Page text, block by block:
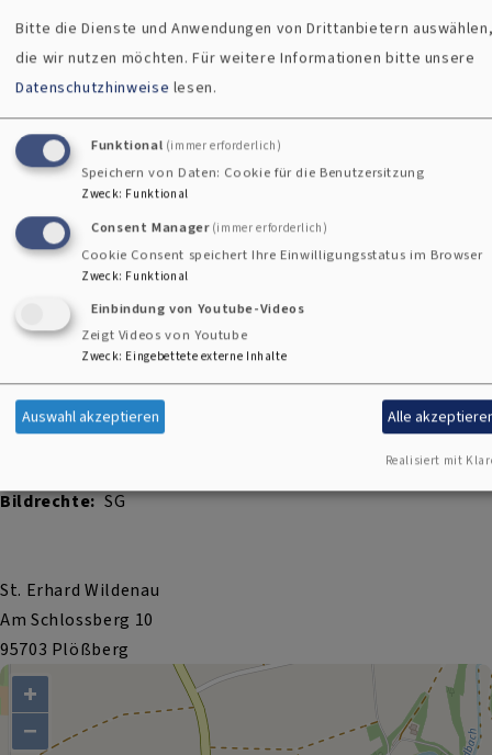
i
Bildrechte SG
St. Erhard Wildenau
Am Schlossberg 10
95703 Plößberg
+
−
Bitte die Dienste und Anwendungen von Drittanbietern
die wir nutzen möchten.Für weitere Informationen bitte unsere
Datenschutzhinweise lesen.
Funktional (immer erforderlich)
Speichern von Daten: Cookie für die Benutzersitzung
Zweck: Funktional
Consent Manager (immer erforderlich)
Cookie Consent speichert Ihre Einwilligungsstatus im Browser
Zweck: Funktional
Einbindung von Youtube-Videos
Zeigt Videos von Youtube
Zweck: Eingebettete externe Inhalte
Auswahl akzeptieren Alle
Realisiert mit